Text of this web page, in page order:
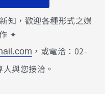
知，歡迎各種形式之媒
✦
，或電洽：02-
與您接洽。